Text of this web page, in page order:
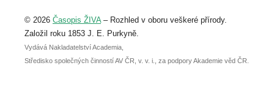
abstraktu přihlášené přednášky nebo
posteru je už 30. června.
© 2026 Časopis ŽIVA– Rozhled v oboru veškeré přírody.
Založil roku 1853 J. E. Purkyně.
Vydává Nakladatelství Academia,
Středisko společných činností AV ČR, v. v. i., za podpory Akademie věd ČR.